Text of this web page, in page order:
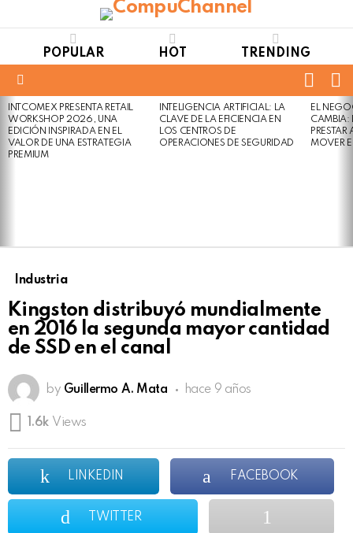
POPULAR HOT TRENDING
LATEST
STORIES
INTCOMEX PRESENTA RETAIL
WORKSHOP 2026, UNA
EDICIÓN INSPIRADA EN EL
VALOR DE UNA ESTRATEGIA
PREMIUM
INTELIGENCIA ARTIFICIAL: LA
CLAVE DE LA EFICIENCIA EN
LOS CENTROS DE
OPERACIONES DE SEGURIDAD
EL
CAMBIA:
MOVER
Industria
Kingston distribuyó mundialmente
en 2016 la segunda mayor cantidad
de SSD en el canal
by Guillermo A. Mata hace 9 años
1.6k Views
LINKEDIN FACEBOOK
TWITTER